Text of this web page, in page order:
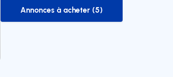
to-buy-listing
Annonces à acheter (5)